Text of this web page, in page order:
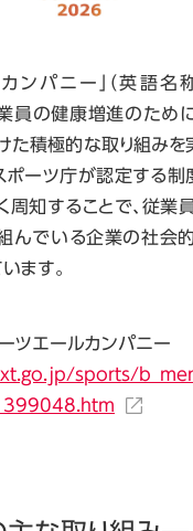
ンパニー」（英語名
員の健康増進のため
た積極的な取り組みを
ポーツ庁が認定する制
周知することで、従業
んでいる企業の社会
ます。
ツエールカンパニー
sports/